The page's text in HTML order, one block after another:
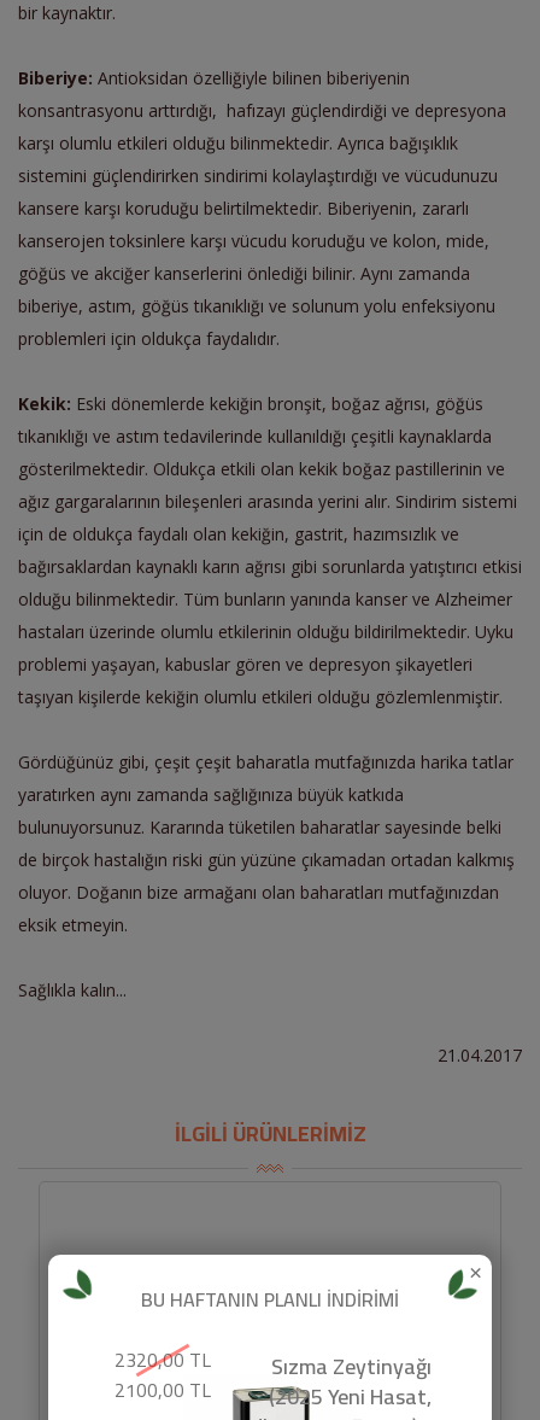
bir kaynaktır.
Biberiye: Antioksidan özelliğiyle bilinen biberiyenin
konsantrasyonu arttırdığı, hafızayı güçlendirdiği ve depresyona
karşı olumlu etkileri olduğu bilinmektedir. Ayrıca bağışıklık
sistemini güçlendirirken sindirimi kolaylaştırdığı ve vücudunuzu
kansere karşı koruduğu belirtilmektedir. Biberiyenin, zararlı
kanserojen toksinlere karşı vücudu koruduğu ve kolon, mide,
göğüs ve akciğer kanserlerini önlediği bilinir. Aynı zamanda
biberiye, astım, göğüs tıkanıklığı ve solunum yolu enfeksiyonu
problemleri için oldukça faydalıdır.
Kekik: Eski dönemlerde kekiğin bronşit, boğaz ağrısı, göğüs
tıkanıklığı ve astım tedavilerinde kullanıldığı çeşitli kaynaklarda
gösterilmektedir. Oldukça etkili olan kekik boğaz pastillerinin ve
ağız gargaralarının bileşenleri arasında yerini alır. Sindirim sistemi
için de oldukça faydalı olan kekiğin, gastrit, hazımsızlık ve
bağırsaklardan kaynaklı karın ağrısı gibi sorunlarda yatıştırıcı etkisi
olduğu bilinmektedir. Tüm bunların yanında kanser ve Alzheimer
hastaları üzerinde olumlu etkilerinin olduğu bildirilmektedir. Uyku
problemi yaşayan, kabuslar gören ve depresyon şikayetleri
taşıyan kişilerde kekiğin olumlu etkileri olduğu gözlemlenmiştir.
Gördüğünüz gibi, çeşit çeşit baharatla mutfağınızda harika tatlar
yaratırken aynı zamanda sağlığınıza büyük katkıda
bulunuyorsunuz. Kararında tüketilen baharatlar sayesinde belki
de birçok hastalığın riski gün yüzüne çıkamadan ortadan kalkmış
oluyor. Doğanın bize armağanı olan baharatları mutfağınızdan
eksik etmeyin.
Sağlıkla kalın...
21.04.2017
İLGİLİ ÜRÜNLERİMİZ
×
BU HAFTANIN PLANLI İNDİRİMİ
2320,00 TL
2100,00 TL
Sızma Zeytinyağı
(2025 Yeni Hasat,